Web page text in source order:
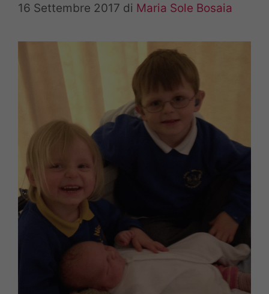
16 Settembre 2017 di Maria Sole Bosaia